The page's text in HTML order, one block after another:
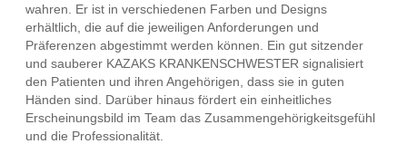
wahren. Er ist in verschiedenen Farben und Designs
erhältlich, die auf die jeweiligen Anforderungen und
Präferenzen abgestimmt werden können. Ein gut sitzender
und sauberer KAZAKS KRANKENSCHWESTER signalisiert
den Patienten und ihren Angehörigen, dass sie in guten
Händen sind. Darüber hinaus fördert ein einheitliches
Erscheinungsbild im Team das Zusammengehörigkeitsgefühl
und die Professionalität.